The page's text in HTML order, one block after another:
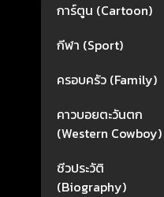
การ์ตูน (Cartoon)
กีฬา (Sport)
ครอบครัว (Family)
คาวบอยตะวันตก
(Western Cowboy)
ชีวประวัติ
(Biography)